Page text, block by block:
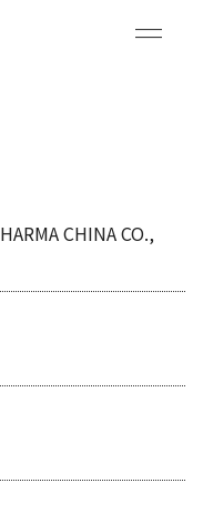
CHINA CO.,